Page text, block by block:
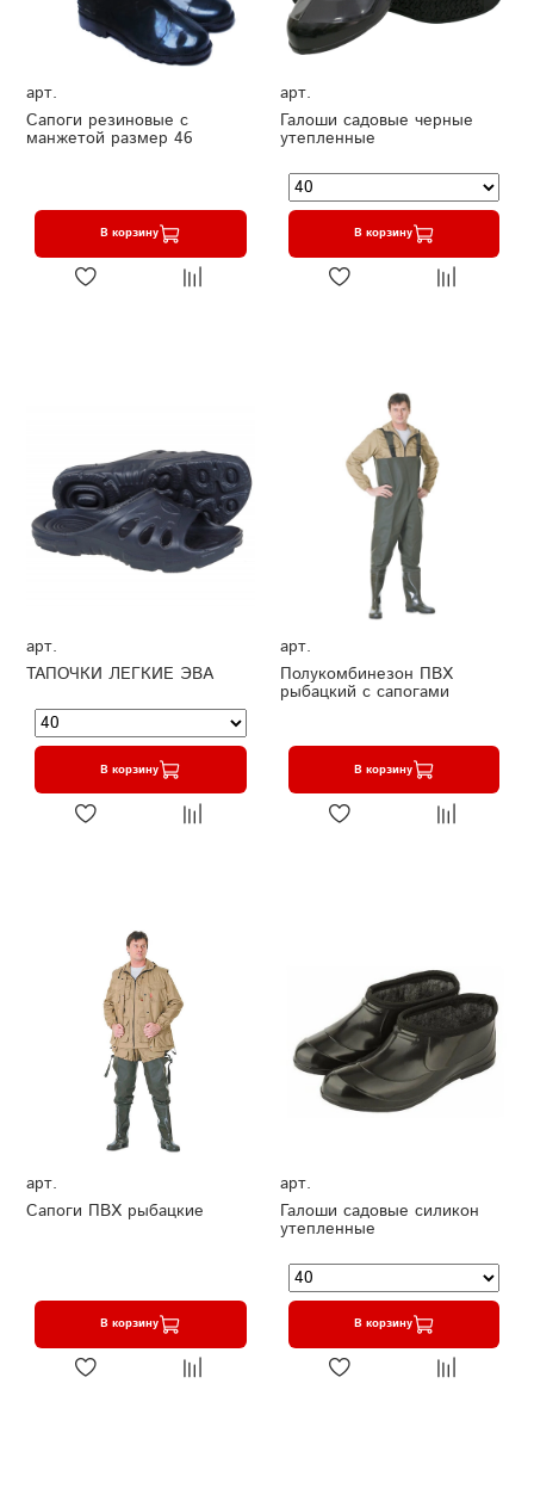
арт.
Сапоги резиновые с
манжетой размер 46
В корзину
арт.
Галоши садовые черные
утепленные
В корзину
арт.
ТАПОЧКИ ЛЕГКИЕ ЭВА
В корзину
арт.
Полукомбинезон ПВХ
рыбацкий с сапогами
В корзину
арт.
Сапоги ПВХ рыбацкие
В корзину
арт.
Галоши садовые силикон
утепленные
В корзину